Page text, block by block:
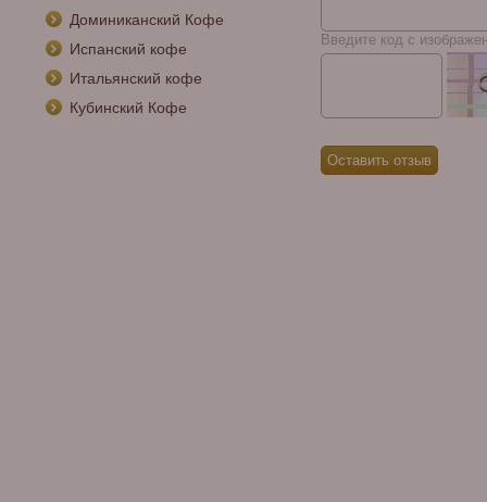
Доминиканский Кофе
Испанский кофе
Итальянский кофе
Кубинский Кофе
Введите код с